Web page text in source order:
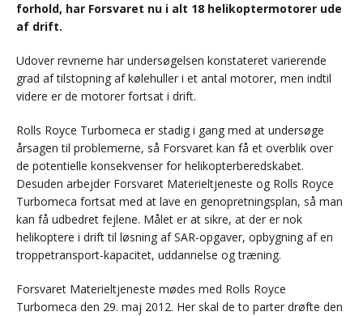
forhold, har Forsvaret nu i alt 18 helikoptermotorer ude
af drift.
Udover revnerne har undersøgelsen konstateret varierende
grad af tilstopning af kølehuller i et antal motorer, men indtil
videre er de motorer fortsat i drift.
Rolls Royce Turbomeca er stadig i gang med at undersøge
årsagen til problemerne, så Forsvaret kan få et overblik over
de potentielle konsekvenser for helikopterberedskabet.
Desuden arbejder Forsvaret Materieltjeneste og Rolls Royce
Turbomeca fortsat med at lave en genopretningsplan, så man
kan få udbedret fejlene. Målet er at sikre, at der er nok
helikoptere i drift til løsning af SAR-opgaver, opbygning af en
troppetransport-kapacitet, uddannelse og træning.
Forsvaret Materieltjeneste mødes med Rolls Royce
Turbomeca den 29. maj 2012. Her skal de to parter drøfte den